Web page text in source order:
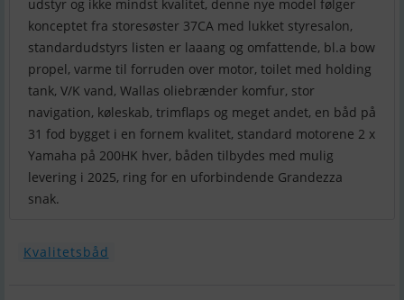
udstyr og ikke mindst kvalitet, denne nye model følger
konceptet fra storesøster 37CA med lukket styresalon,
standardudstyrs listen er laaang og omfattende, bl.a bow
propel, varme til forruden over motor, toilet med holding
tank, V/K vand, Wallas oliebrænder komfur, stor
navigation, køleskab, trimflaps og meget andet, en båd på
31 fod bygget i en fornem kvalitet, standard motorene 2 x
Yamaha på 200HK hver, båden tilbydes med mulig
levering i 2025, ring for en uforbindende Grandezza
snak.
Kvalitetsbåd